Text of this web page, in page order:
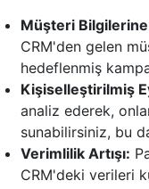
Müşteri
CRM'den gelen
hedeflenmiş
Kişiselleştirilmiş
analiz ederek,
sunabilirsiniz, bu
Verimlilik Artışı:
CRM'deki verileri